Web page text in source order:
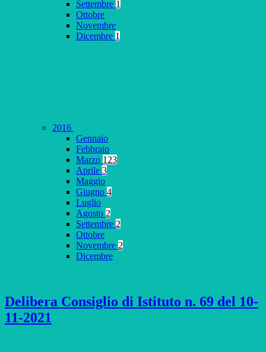
Settembre 1
Ottobre
Novembre
Dicembre 1
2016
Gennaio
Febbraio
Marzo 123
Aprile 3
Maggio
Giugno 4
Luglio
Agosto 2
Settembre 2
Ottobre
Novembre 2
Dicembre
Delibera Consiglio di Istituto n. 69 del 10-
11-2021